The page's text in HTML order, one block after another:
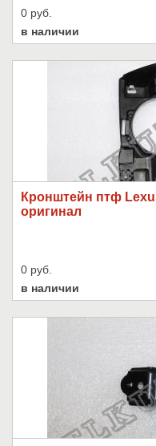
0 руб.
в наличии
Кронштейн птф
оригинал
0 руб.
в наличии